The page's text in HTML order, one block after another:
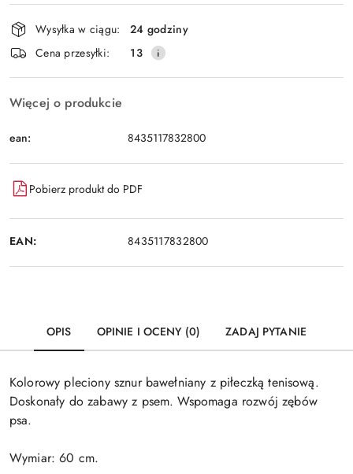
Wyślij
Dostępność
i
dostawa
Wysyłka w ciągu:
24 godziny
Cena przesyłki:
13
Więcej o produkcie
ean: 8435117832800
Pobierz produkt do PDF
EAN: 8435117832800
OPIS OPINIE I OCENY (0) ZADAJ PYTANIE
Kolorowy pleciony sznur bawełniany z piłeczką tenisową.
Doskonały do zabawy z psem. Wspomaga rozwój zębów
psa.
Wymiar: 60 cm.